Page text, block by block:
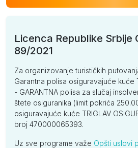
Licenca Republike Srbije
89/2021
Za organizovanje turističkih
Garantna polisa osiguravajuće kuće
- GARANTNA polisa za slučaj
štete osiguranika (limit pokrića
osiguravajuće kuće TRIGLAV
broj 470000065393.
Uz sve programe važe Opšti uslovi